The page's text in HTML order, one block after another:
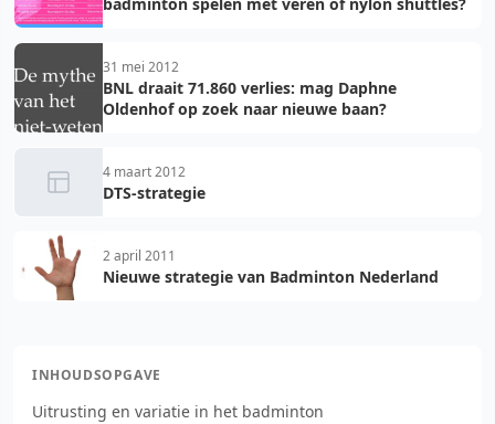
31 mei 2012
BNL draait 71.860 verlies: mag Daphne
Oldenhof op zoek naar nieuwe baan?
4 maart 2012
DTS-strategie
2 april 2011
Nieuwe strategie van Badminton Nederland
INHOUDSOPGAVE
Uitrusting en variatie in het badminton